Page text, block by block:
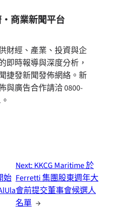
商業新聞平台
財經、產業、投資與企
即時報導與深度分析，
捷發新聞發佈網絡。新
與廣告合作請洽 0800-
始
Next: KKCG Maritime 於
Ferretti 集團股東週年大
會前提交董事會候選人
名單 →